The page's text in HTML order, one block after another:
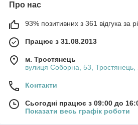
Про нас
93% позитивних з 361 відгука за
Працює з 31.08.2013
м. Тростянець
вулиця Соборна, 53, Тростянець,
Контакти
Сьогодні працює з 09:00 до
Показати весь графік роботи